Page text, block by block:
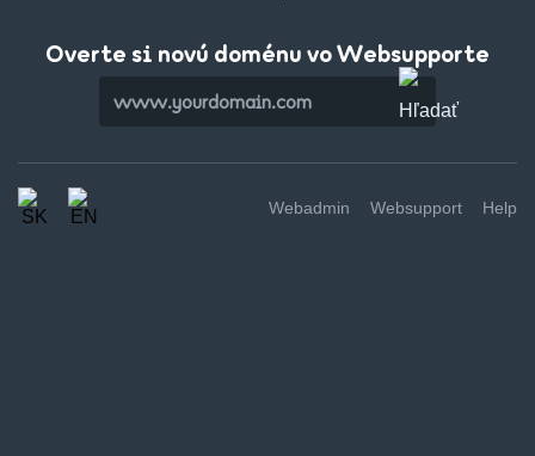
Overte si novú doménu vo Websupporte
Webadmin Websupport Help